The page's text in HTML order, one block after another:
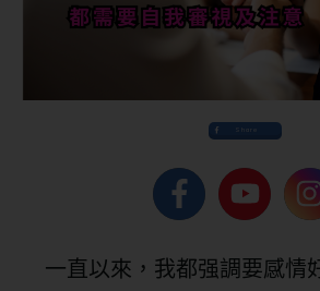
Share
一直以來，我都强調要感情